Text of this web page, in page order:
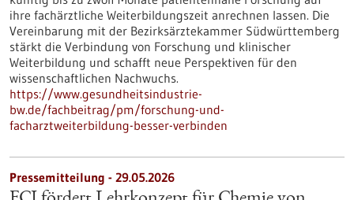
ihre fachärztliche Weiterbildungszeit anrechnen lassen. Die
Vereinbarung mit der Bezirksärztekammer Südwürttemberg
stärkt die Verbindung von Forschung und klinischer
Weiterbildung und schafft neue Perspektiven für den
wissenschaftlichen Nachwuchs.
https://www.gesundheitsindustrie-
bw.de/fachbeitrag/pm/forschung-und-
facharztweiterbildung-besser-verbinden
Pressemitteilung - 29.05.2026